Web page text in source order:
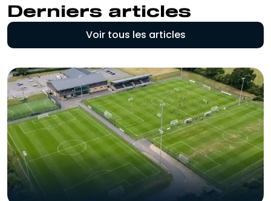
Derniers articles
Voir tous les articles